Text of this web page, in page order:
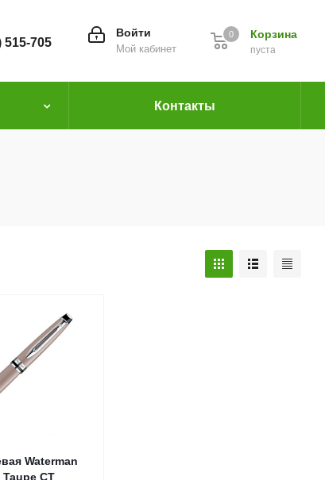
Корзина
пуста
0
Войти
Мой кабинет
515-705
Контакты
Waterman
Taupe CT